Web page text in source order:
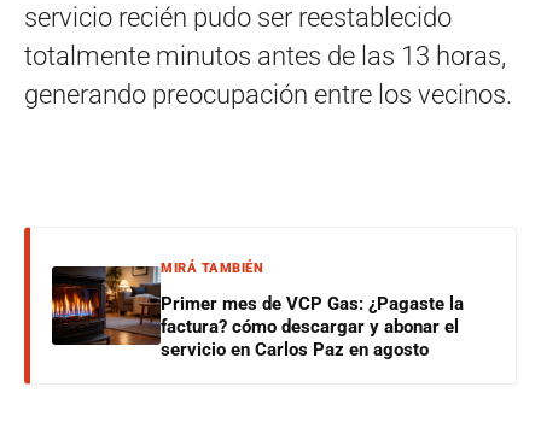
servicio recién pudo ser reestablecido
totalmente minutos antes de las 13 horas,
generando preocupación entre los vecinos.
MIRÁ TAMBIÉN
Primer mes de VCP Gas: ¿Pagaste la
factura? cómo descargar y abonar el
servicio en Carlos Paz en agosto